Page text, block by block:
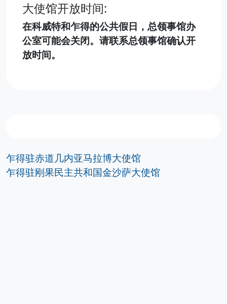
大使馆开放时间:
在科威特和乍得的公共假日，总领事馆办
公室可能会关闭。请联系总领事馆确认开
放时间。
乍得驻赤道几内亚马拉博大使馆
乍得驻刚果民主共和国金沙萨大使馆